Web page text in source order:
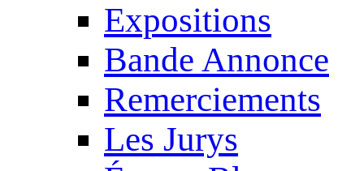
Expositions
Bande Annonce
Remerciements
Les Jurys